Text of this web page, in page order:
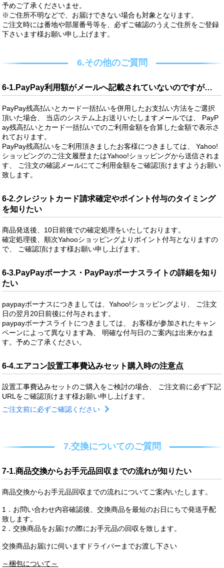
予めご了承くださいませ。
※ご住所不明などで、お届けできない場合も対象となります。
ご注文時には番地や部屋番号等を、必ずご確認のうえご住所をご登録
下さいます様お願い申し上げます。
6.その他のご質問
6-1.PayPay利用額がメールへ記載されていないのですが…
PayPay残高払いとカード一括払いを併用したお支払い方法をご選択
頂いた場合、 当店のシステム上お送りいたしますメールでは、 PayP
ay残高払いとカード一括払いでのご利用金額を合算した金額で表示さ
れております。
PayPay残高払いをご利用頂きましたお客様につきましては、 Yahoo!
ショッピングのご注文履歴またはYahoo!ショッピングから送信されま
す、 ご注文の確認メールにてご利用金額をご確認頂けますようお願い
致します。
6-2.クレジットカード請求確定やポイント付与のタイミング
を知りたい
商品発送後、10日前後での確定処理をいたしております。
確定処理後、順次Yahooショッピングよりポイント付与となりますの
で、 ご確認頂けます様お願い申し上げます。
6-3.PayPayボーナス・PayPayボーナスライトの詳細を知り
たい
paypayボーナスにつきましては、Yahoo!ショッピングより、 ご注文
日の翌月20日前後に付与されます。
paypayボーナスライトにつきましては、 お客様が参加されたキャン
ペーンによって異なります為、 明確な付与日のご案内は出来かねま
す。予めご了承ください。
6-4.エアコン設置工事費込みセット購入時の注意点
設置工事費込みセットのご購入をご検討の場合、 ご注文前に必ず下記
URLをご確認頂けます様お願い申し上げます。
ご注文前に必ずご確認ください
7.交換についてのご質問
7-1.商品交換からお手元品回収までの流れが知りたい
商品交換からお手元品回収までの流れについてご案内いたします。
1．お問い合わせ内容確認後、交換商品を最短のお日にちで発送手配
致します。
2．交換商品をお届けの際にお手元品の回収を致します。
交換商品お届けに伺いますドライバーまでお渡し下さい
～梱包について～